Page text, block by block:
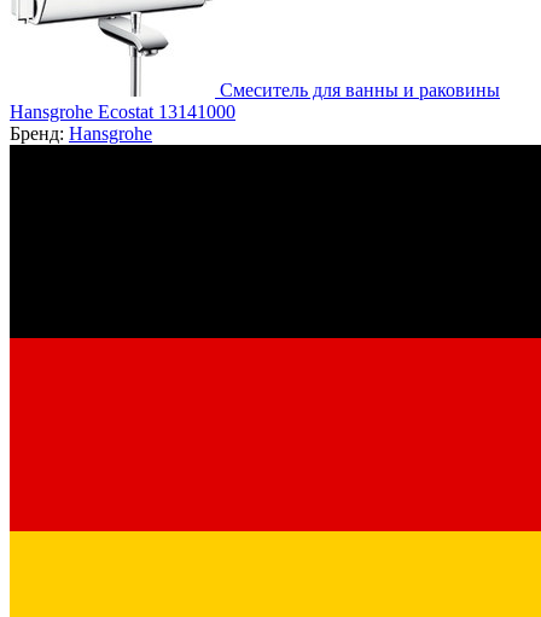
Смеситель для ванны и раковины
Hansgrohe Ecostat 13141000
Бренд: Hansgrohe